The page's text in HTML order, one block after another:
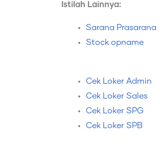
Istilah Lainnya:
Sarana Prasarana
Stock opname
Cek Loker Admin
Cek Loker Sales
Cek Loker SPG
Cek Loker SPB